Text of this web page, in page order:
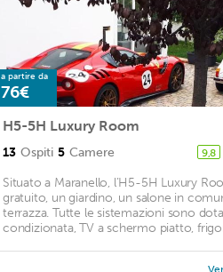
a partire da
76€
H5-5H Luxury Room
13 Ospiti 5 Camere 9,8
Situato a Maranello, l’H5-5H Luxury
gratuito, un giardino, un salone in
terrazza. Tutte le sistemazioni sono
condizionata, TV a schermo piatto,